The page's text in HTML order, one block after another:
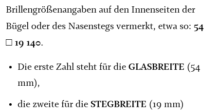
Brillengrößenangaben auf den Innenseiten der
Bügel oder des Nasenstegs vermerkt, etwa so: 54
□ 19 140.
Die erste Zahl steht für die GLASBREITE (54
mm),
die zweite für die STEGBREITE (19 mm)